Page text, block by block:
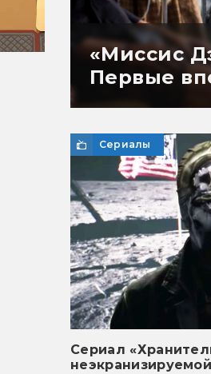
«Миссис
Первые
Сериалы
Сериал